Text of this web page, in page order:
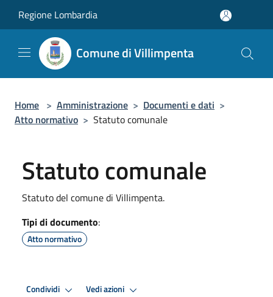
Regione Lombardia
Comune di Villimpenta
Home > Amministrazione > Documenti e dati >
Atto normativo > Statuto comunale
Statuto comunale
Statuto del comune di Villimpenta.
Tipi di documento:
Atto normativo
Condividi Vedi azioni